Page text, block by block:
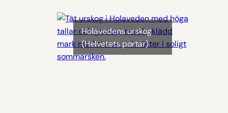
Holavedens urskog
(Helvetets portar)